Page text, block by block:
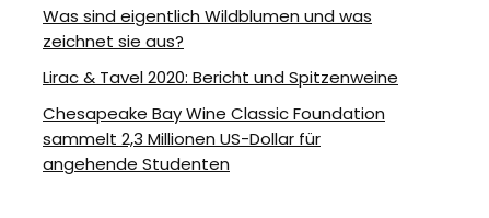
Was sind eigentlich Wildblumen und was
zeichnet sie aus?
Lirac & Tavel 2020: Bericht und Spitzenweine
Chesapeake Bay Wine Classic Foundation
sammelt 2,3 Millionen US-Dollar für
angehende Studenten